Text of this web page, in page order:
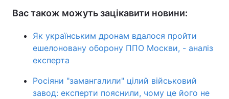
Вас також можуть зацікавити новини:
Як українським дронам вдалося пройти
ешелоновану оборону ППО Москви, - аналіз
експерта
Росіяни "замангалили" цілий військовий
завод: експерти пояснили, чому це його не